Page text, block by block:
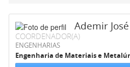
Ademir
COORDENADOR(A)
ENGENHARIAS
Engenharia de Materiais e